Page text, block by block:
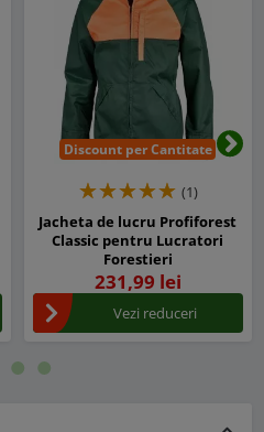
Discount per Cantitate
(1)
Jacheta de lucru Profiforest
Classic pentru Lucratori
Forestieri
231,99 lei
Vezi reduceri